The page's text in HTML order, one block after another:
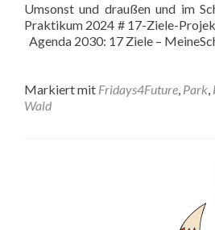
Umsonst und draußen und im
Praktikum 2024 # 17-Ziele-
Agenda 2030: 17 Ziele –
Markiert mit Fridays4Future, Park,
Wald